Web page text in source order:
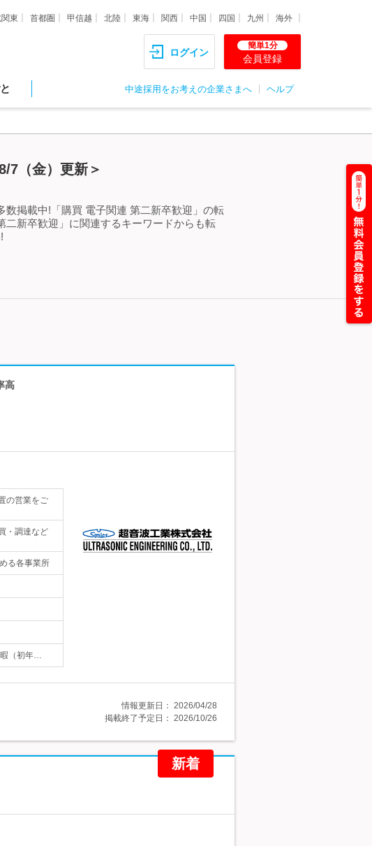
東 首都圏 甲信越 北陸 東海 関西 中国 四国 九州 海外
ログイン
簡単1分
会員登録
中途採用をお考えの企業さまへ ヘルプ
7（金）更新＞
掲載中!「購買 電子関連 第二新卒歓迎」の転
新卒歓迎」に関連するキーワードからも転
高
の営業をご
・調達など
る各事業所
暇（初年…
情報更新日： 2026/04/28
掲載終了予定日： 2026/10/26
新着